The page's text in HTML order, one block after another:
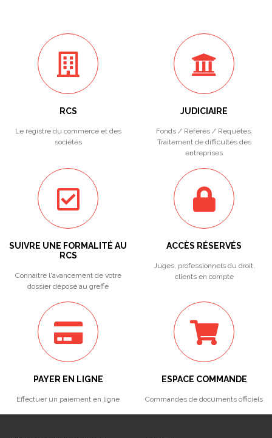
RCS
Le registre du commerce et des
sociétés
JUDICIAIRE
Fonds / Référés / Requêtes.
Traitement de difficultés des
entreprises
SUIVRE UNE FORMALITÉ AU
RCS
Connaitre l'avancement de votre
dossier déposé au greffe
ACCÈS RÉSERVÉS
Juges, professionnels du droit,
clients en compte
PAYER EN LIGNE
Effectuer un paiement en ligne
ESPACE COMMANDE
Commandes de documents officiels